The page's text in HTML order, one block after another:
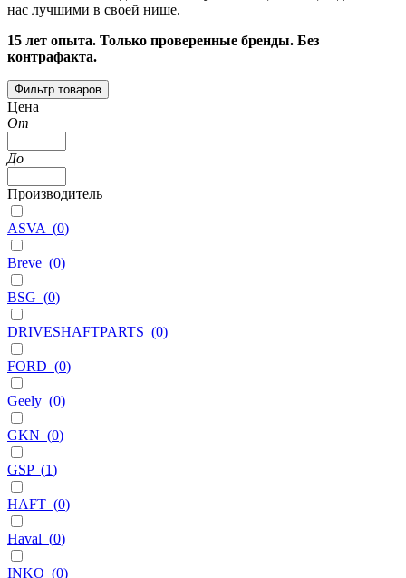
нас лучшими в своей нише.
15 лет опыта. Только проверенные бренды. Без
контрафакта.
Фильтр товаров
Цена
От
До
Производитель
ASVA (0)
Breve (0)
BSG (0)
DRIVESHAFTPARTS (0)
FORD (0)
Geely (0)
GKN (0)
GSP (1)
HAFT (0)
Haval (0)
INKO (0)